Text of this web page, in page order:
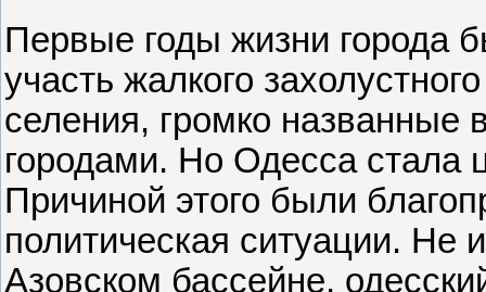
Первые годы жизни города
участь жалкого
селения, громко названные
городами. Но Одесса стала
Причиной этого были
политическая ситуации. Не
Азовском бассейне,